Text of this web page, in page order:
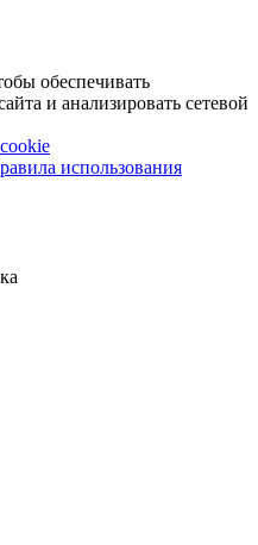
обеспечивать
и анализировать сетевой
использования